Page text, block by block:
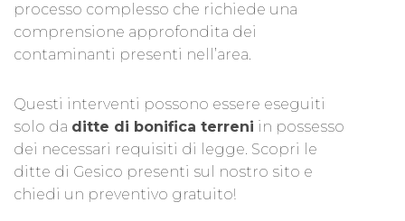
processo complesso che richiede una
comprensione approfondita dei
contaminanti presenti nell’area.
Questi interventi possono essere eseguiti
solo da ditte di bonifica terreni in possesso
dei necessari requisiti di legge. Scopri le
ditte di Gesico presenti sul nostro sito e
chiedi un preventivo gratuito!